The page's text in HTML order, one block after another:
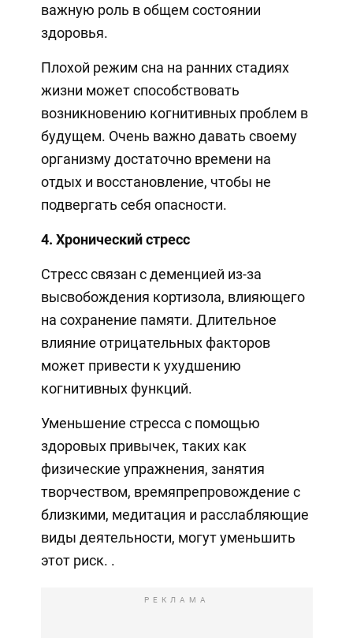
важную роль в общем состоянии
здоровья.
Плохой режим сна на ранних стадиях
жизни может способствовать
возникновению когнитивных проблем в
будущем. Очень важно давать своему
организму достаточно времени на
отдых и восстановление, чтобы не
подвергать себя опасности.
4. Хронический стресс
Стресс связан с деменцией из-за
высвобождения кортизола, влияющего
на сохранение памяти. Длительное
влияние отрицательных факторов
может привести к ухудшению
когнитивных функций.
Уменьшение стресса с помощью
здоровых привычек, таких как
физические упражнения, занятия
творчеством, времяпрепровождение с
близкими, медитация и расслабляющие
виды деятельности, могут уменьшить
этот риск. .
РЕКЛАМА